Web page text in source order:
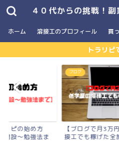
４０代からの挑戦！副
ホーム 溶接工のプロフィール 買
トラリピ
リピの始め方
開設〜勉強法ま
ブログ
【ブログで月3万
接工でも稼げた全